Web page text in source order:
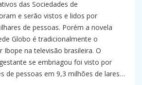
das Sociedades de
e serão vistos e lidos por
de pessoas. Porém a novela
Globo é tradicionalmente o
Ibope na televisão brasileira. O
se embriagou foi visto por
de pessoas em 9,3 milhões de lares…